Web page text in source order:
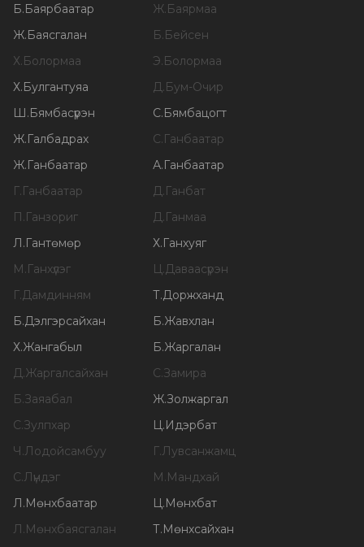
Б.Баярбаатар Ж.Баярмаа
Ж.Баясгалан Б.Бейсен
Х.Болормаа Э.Болормаа
Х.Булгантуяа Д.Бум-Очир
Ш.Бямбасүрэн С.Бямбацогт
Ж.Галбадрах С.Ганбаатар
Ж.Ганбаатар А.Ганбаатар
Г.Ганбаатар Д.Ганбат
П.Ганзориг Д.Ганмаа
Л.Гантөмөр Х.Ганхуяг
М.Ганхүлэг Ц.Даваасүрэн
Г.Дамдинням Т.Доржханд
Б.Дэлгэрсайхан Б.Жавхлан
Х.Жангабыл Б.Жаргалан
Д.Жаргалсайхан С.Замира
Б.Заяабал Ж.Золжаргал
С.Зулпхар Ц.Идэрбат
Ч.Лодойсамбуу Г.Лувсанжамц
С.Лүндэг М.Мандхай
Л.Мөнхбаатар Ц.Мөнхбат
Л.Мөнхбаясгалан Т.Мөнхсайхан